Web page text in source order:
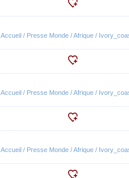
Accueil / Presse Monde / Afrique /
Accueil / Presse Monde / Afrique /
Accueil / Presse Monde / Afrique /